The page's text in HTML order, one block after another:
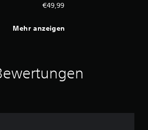
€49,99
Mehr anzeigen